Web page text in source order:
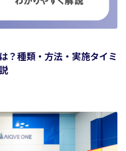
？種類・方法・実施タイミ